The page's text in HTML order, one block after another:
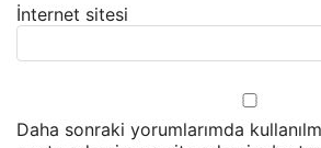
İnternet sitesi
Daha sonraki yorumlarımda